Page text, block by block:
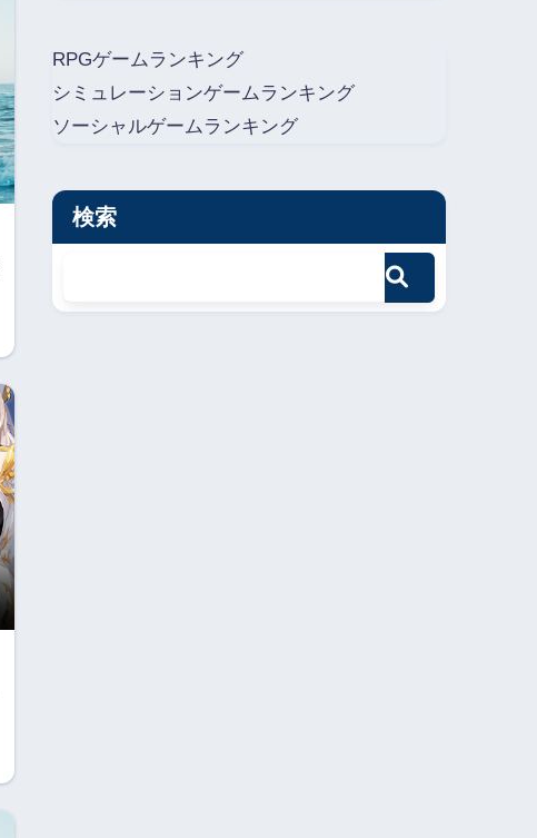
RPGゲームランキング
シミュレーションゲームランキング
ソーシャルゲームランキング
検索